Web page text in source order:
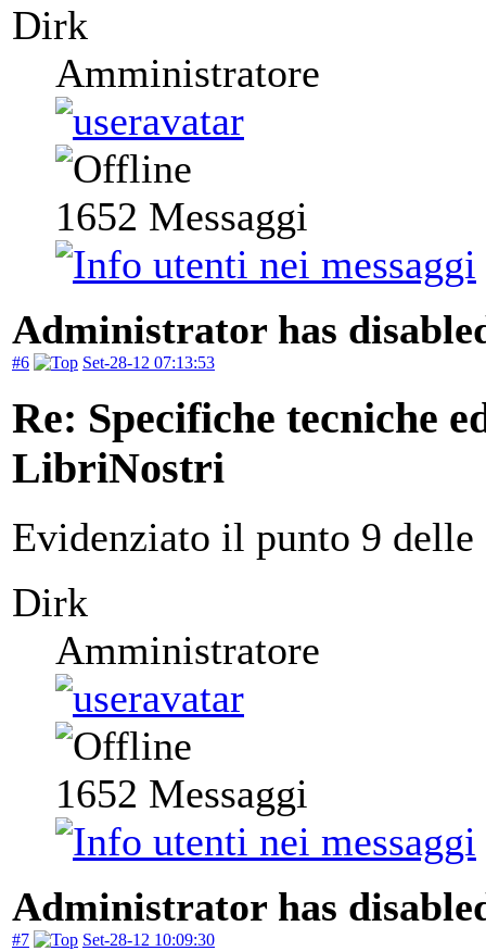
Dirk
Amministratore
1652 Messaggi
Administrator has
#6 Set-28-12 07:13:53
Re: Specifiche tecniche
LibriNostri
Evidenziato il punto 9 delle
Dirk
Amministratore
1652 Messaggi
Administrator has
#7 Set-28-12 10:09:30